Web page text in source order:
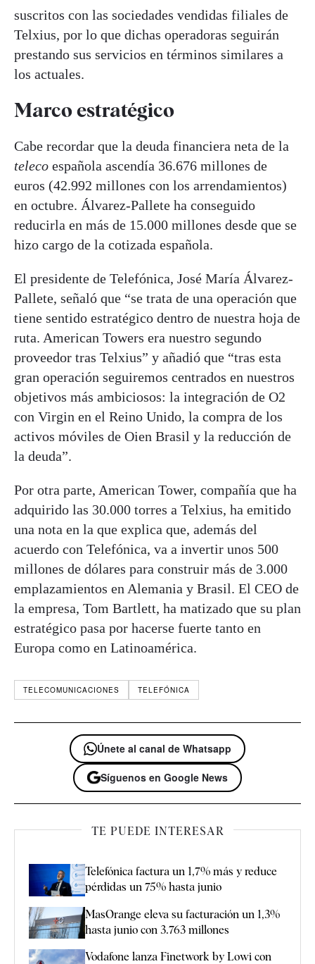
suscritos con las sociedades vendidas filiales de
Telxius, por lo que dichas operadoras seguirán
prestando sus servicios en términos similares a
los actuales.
Marco estratégico
Cabe recordar que la deuda financiera neta de la
teleco española ascendía 36.676 millones de
euros (42.992 millones con los arrendamientos)
en octubre. Álvarez-Pallete ha conseguido
reducirla en más de 15.000 millones desde que se
hizo cargo de la cotizada española.
El presidente de Telefónica, José María Álvarez-
Pallete, señaló que “se trata de una operación que
tiene sentido estratégico dentro de nuestra hoja de
ruta. American Towers era nuestro segundo
proveedor tras Telxius” y añadió que “tras esta
gran operación seguiremos centrados en nuestros
objetivos más ambiciosos: la integración de O2
con Virgin en el Reino Unido, la compra de los
activos móviles de Oien Brasil y la reducción de
la deuda”.
Por otra parte, American Tower, compañía que ha
adquirido las 30.000 torres a Telxius, ha emitido
una nota en la que explica que, además del
acuerdo con Telefónica, va a invertir unos 500
millones de dólares para construir más de 3.000
emplazamientos en Alemania y Brasil. El CEO de
la empresa, Tom Bartlett, ha matizado que su plan
estratégico pasa por hacerse fuerte tanto en
Europa como en Latinoamérica.
TELECOMUNICACIONES TELEFÓNICA
Únete al canal de Whatsapp
Síguenos en Google News
TE PUEDE INTERESAR
Telefónica factura un 1,7% más y reduce
pérdidas un 75% hasta junio
MasOrange eleva su facturación un 1,3%
hasta junio con 3.763 millones
Vodafone lanza Finetwork by Lowi con